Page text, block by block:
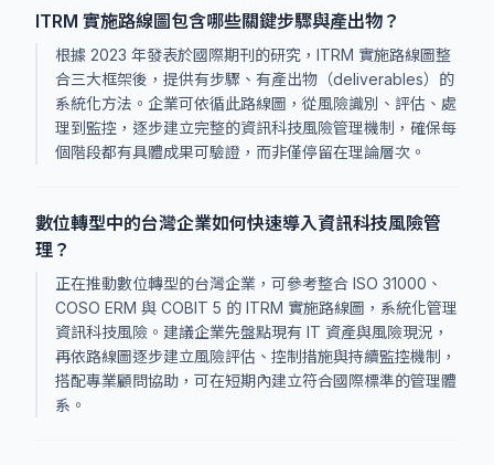
ITRM 實施路線圖包含哪些關鍵步驟與產出物？
根據 2023 年發表於國際期刊的研究，ITRM 實施路線圖整
合三大框架後，提供有步驟、有產出物（deliverables）的
系統化方法。企業可依循此路線圖，從風險識別、評估、處
理到監控，逐步建立完整的資訊科技風險管理機制，確保每
個階段都有具體成果可驗證，而非僅停留在理論層次。
數位轉型中的台灣企業如何快速導入資訊科技風險管
理？
正在推動數位轉型的台灣企業，可參考整合 ISO 31000、
COSO ERM 與 COBIT 5 的 ITRM 實施路線圖，系統化管理
資訊科技風險。建議企業先盤點現有 IT 資產與風險現況，
再依路線圖逐步建立風險評估、控制措施與持續監控機制，
搭配專業顧問協助，可在短期內建立符合國際標準的管理體
系。